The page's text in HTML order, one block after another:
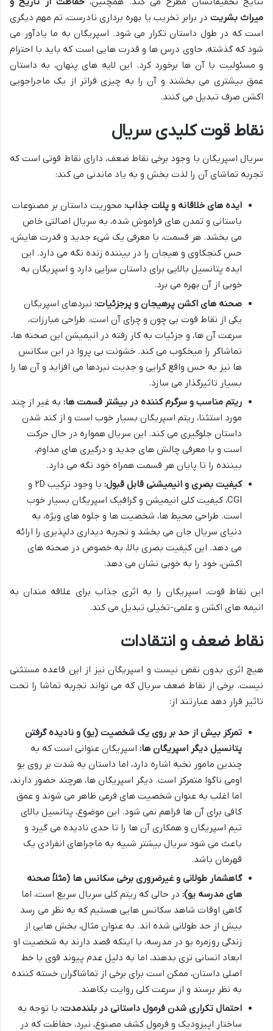
میراث بشریت در برابر تخریب یا بهره برداری نادرست، تم مهم دیگری
است که در طول داستان تکرار می شود. اسپریگان به ما یادآور می
شود که گذشته، حاوی درس ها و قدرت هایی است که باید با احترام
و مسئولیت با آن ها برخورد کرد. این لایه های پنهان، به داستان
عمق بیشتری می بخشند و آن را به چیزی فراتر از یک ماجراجویی
اکشن صرف تبدیل می کنند.
نقاط قوت کلیدی سریال
سریال اسپریگان با وجود برخی نقاط ضعف، دارای نقاط قوتی است که
تجربه تماشای آن را لذت بخش و به یاد ماندنی می کند:
ایده های خلاقانه و پلات جذاب: محوریت داستان بر مصنوعات
باستانی و تمدن های فراموش شده، به سریال اصالتی خاص
می بخشد. هر قسمت، با معرفی یک شیء جدید و قدرت هایش،
حس کنجکاوی و هیجان را در بیننده زنده نگه می دارد. این
ایده پتانسیل بالایی برای داستان سرایی دارد و اسپریگان به
خوبی از آن بهره می برد.
صحنه های اکشن پرهیجان و پرجزئیات: نبردهای اسپریگان
یکی از نقاط قوت بی چون و چرای آن است. طراحی مبارزات،
سرعت آن ها، و جزئیات به کار رفته در انیمیشن این صحنه ها،
تماشاگر را میخکوب می کند. خشونت بی پروا در این سکانس
ها نیز به حس واقع گرایی و جدیت نبردها می افزاید و آن ها را
بسیار تاثیرگذار می سازد.
ریتم مناسب و سرگرم کننده در بیشتر قسمت ها: به غیر از چند
مورد استثنا، ریتم اسپریگان بسیار خوب است و از کند شدن
داستان جلوگیری می کند. این سریال همواره در حال حرکت
است و با معرفی چالش های جدید و درگیری های مداوم،
بیننده را تا پایان هر قسمت همراه خود نگه می دارد.
کیفیت بصری و انیمیشنی قابل قبول:
با وجود ترکیب ۲D و
CGI، کیفیت کلی انیمیشن و گرافیک اسپریگان بسیار خوب
است. طراحی محیط ها، شخصیت ها و جلوه های ویژه، به
دنیای سریال جان می بخشد و تجربه دیداری دلپذیری را ارائه
می دهد. این کیفیت بصری بالا، به خصوص در صحنه های
اکشن، خود را به خوبی نشان می دهد.
این نقاط قوت، اسپریگان را به اثری جذاب برای علاقه مندان به
انیمه های اکشن و علمی-تخیلی تبدیل می کند.
نقاط ضعف و انتقادات
هیچ اثری بدون نقص نیست و اسپریگان نیز از این قاعده مستثنی
نیست. برخی از نقاط ضعف سریال که می تواند تجربه تماشا را تحت
تاثیر قرار دهد عبارتند از:
تمرکز بیش از حد بر روی یک شخصیت (یو) و نادیده گرفتن
پتانسیل دیگر اسپریگان ها: اسپریگان عنوانی است که به
چندین مامور نخبه اشاره دارد، اما داستان به شدت بر روی یو
اومی ناگوا متمرکز است. دیگر اسپریگان ها، هرچند حضور دارند،
اما اغلب به عنوان شخصیت های فرعی ظاهر می شوند و عمق
کافی برای آن ها فراهم نمی شود. این موضوع، پتانسیل بالای
تیم اسپریگان و همکاری آن ها را تا حدی نادیده می گیرد و
باعث می شود سریال بیشتر شبیه به ماجراهای انفرادی یک
قهرمان باشد.
گاهشمار طولانی و غیرضروری برخی سکانس ها (مثلاً صحنه
های مدرسه یو): در حالی که ریتم کلی سریال سریع است، اما
گاهی اوقات شاهد سکانس هایی هستیم که به نظر می رسد
بیش از حد طولانی شده اند. به عنوان مثال، بخش هایی از
زندگی روزمره یو در مدرسه، با اینکه قصد دارند به شخصیت او
ابعاد انسانی تری بدهند، اما به دلیل عدم پیوند قوی با خط
اصلی داستان، ممکن است برای برخی از تماشاگران خسته کننده
به نظر برسند و از سرعت کلی روایت بکاهند.
احتمال تکراری شدن فرمول داستانی در بلندمدت: با توجه به
ساختار اپیزودیک و فرمول کشف مصنوع، نبرد، حفاظت که در